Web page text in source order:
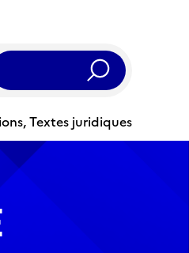
Rechercher
Textes juridiques